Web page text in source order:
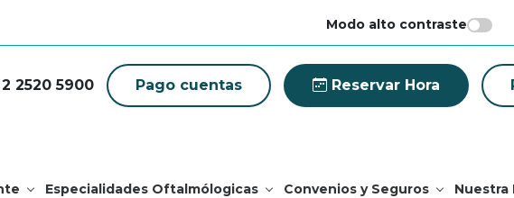
Modo alto contraste
2 2520 5900 Pago cuentas Reservar Hora
Especialidades Oftalmólogicas Convenios y Seguros Nuestra